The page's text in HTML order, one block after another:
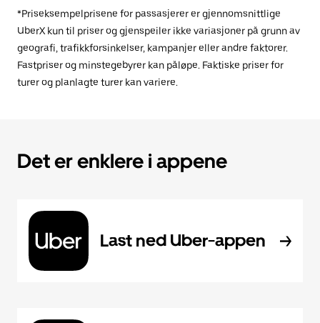
*Priseksempelprisene for passasjerer er gjennomsnittlige
UberX kun til priser og gjenspeiler ikke variasjoner på grunn av
geografi, trafikkforsinkelser, kampanjer eller andre faktorer.
Fastpriser og minstegebyrer kan påløpe. Faktiske priser for
turer og planlagte turer kan variere.
Det er enklere i appene
Last ned Uber-appen